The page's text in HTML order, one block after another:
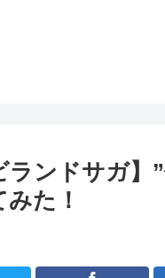
ランドサガ
た！